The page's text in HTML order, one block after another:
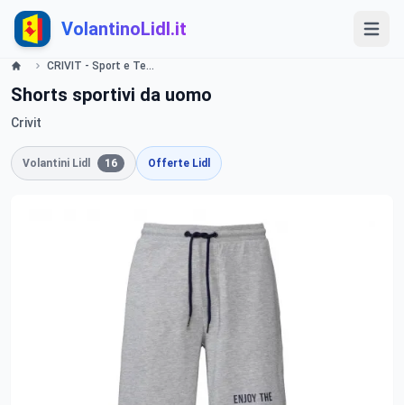
VolantinoLidl.it
CRIVIT - Sport e Tempo libero Lidl
Shorts sportivi da uomo
Crivit
Volantini Lidl 16 Offerte Lidl